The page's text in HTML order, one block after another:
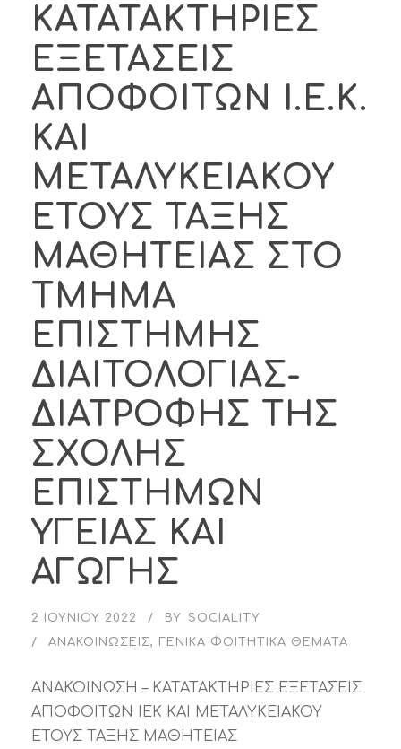
ΚΑΤΑΤΑΚΤΗΡΙΕΣ
ΕΞΕΤΑΣΕΙΣ
ΑΠΟΦΟΙΤΩΝ Ι.Ε.Κ.
ΚΑΙ
ΜΕΤΑΛΥΚΕΙΑΚΟΥ
ΕΤΟΥΣ ΤΑΞΗΣ
ΜΑΘΗΤΕΙΑΣ ΣΤΟ
ΤΜΗΜΑ
ΕΠΙΣΤΗΜΗΣ
ΔΙΑΙΤΟΛΟΓΙΑΣ-
ΔΙΑΤΡΟΦΗΣ ΤΗΣ
ΣΧΟΛΗΣ
ΕΠΙΣΤΗΜΩΝ
ΥΓΕΙΑΣ ΚΑΙ
ΑΓΩΓΗΣ
2 ΙΟΥΝΊΟΥ 2022 BY
SOCIALITY
ΑΝΑΚΟΙΝΏΣΕΙΣ, ΓΕΝΙΚΆ ΦΟΙΤΗΤΙΚΆ ΘΈΜΑΤΑ
ΑΝΑΚΟΙΝΩΣΗ – ΚΑΤΑΤΑΚΤΗΡΙΕΣ ΕΞΕΤΑΣΕΙΣ
ΑΠΟΦΟΙΤΩΝ ΙΕΚ ΚΑΙ ΜΕΤΑΛΥΚΕΙΑΚΟΥ
ΕΤΟΥΣ ΤΑΞΗΣ ΜΑΘΗΤΕΙΑΣ